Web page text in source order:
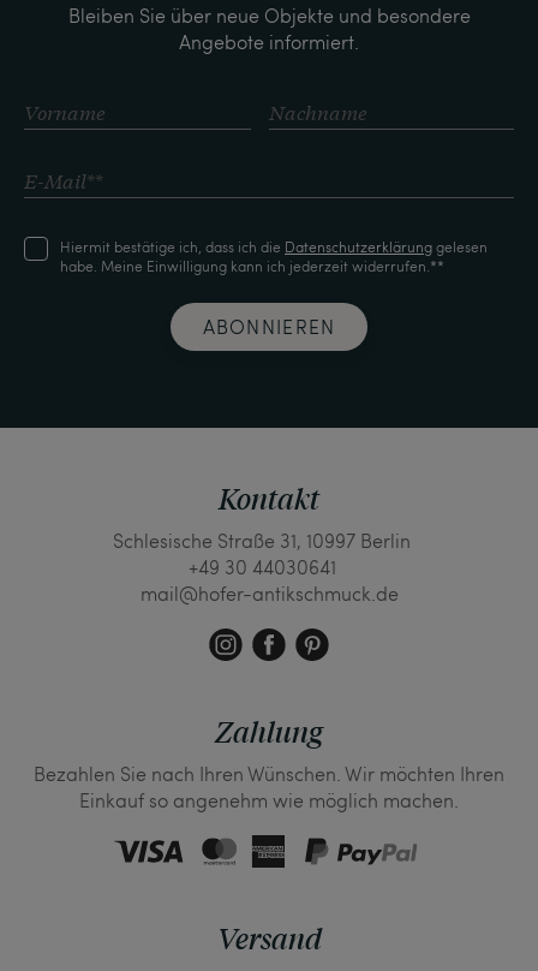
Bleiben Sie über neue Objekte und besondere
Angebote informiert.
Hiermit bestätige ich, dass ich die Daten­schutz­erklärunggelesen
habe. Meine Einwilligung kann ich jederzeit widerrufen.**
ABONNIEREN
Kontakt
Schlesische Straße 31, 10997 Berlin
+49 30 44030641
mail@hofer-antikschmuck.de
Zahlung
Bezahlen Sie nach Ihren Wünschen. Wir möchten Ihren
Einkauf so angenehm wie möglich machen.
Versand